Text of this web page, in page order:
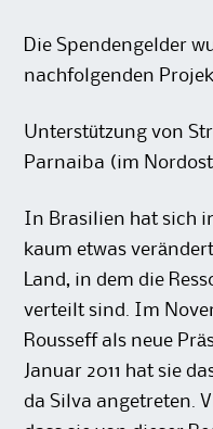
Die Spendengelder
nachfolgenden
Unterstützung von
Parnaiba (im
In Brasilien hat sich
kaum etwas
Land, in dem die
verteilt sind. Im
Rousseff als neue
Januar 2011 hat sie
da Silva angetreten.